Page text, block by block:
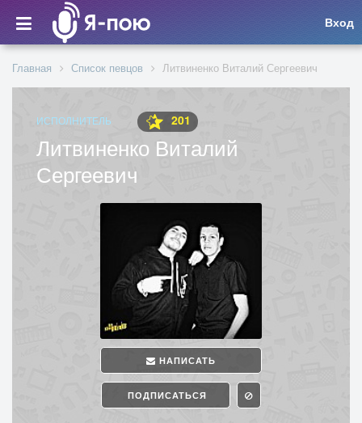
Вход
Главная Список певцов Литвиненко Виталий Сергеевич
ИСПОЛНИТЕЛЬ 201
Литвиненко Виталий
Сергеевич
НАПИСАТЬ
ПОДПИСАТЬСЯ